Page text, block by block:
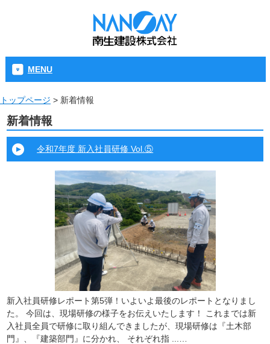
MENU
トップページ > 新着情報
新着情報
令和7年度 新入社員研修 Vol.⑤
新入社員研修レポート第5弾！いよいよ最後のレポートとなりまし
た。 今回は、現場研修の様子をお伝えいたします！ これまでは新
入社員全員で研修に取り組んできましたが、現場研修は『土木部
門』、『建築部門』に分かれ、 それぞれ指 ...…